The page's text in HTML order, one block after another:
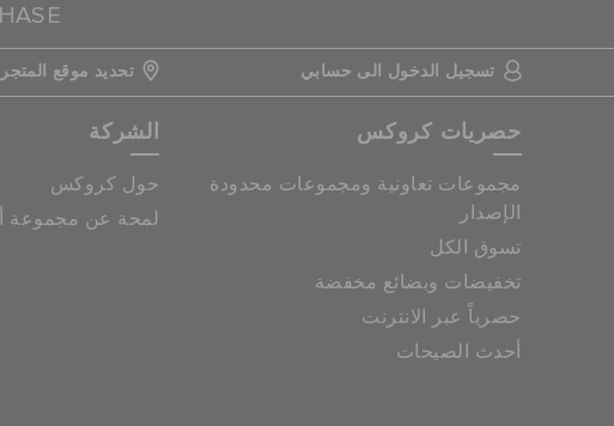
تسجيل الدخول الى حسابي تحديد موقع المتجر
حصريات كروكس
مجموعات تعاونية ومجموعات محدودة
الإصدار
تسوق الكل
تخفيضات وبضائع مخفضة
حصرياً عبر الانترنت
أحدث الصيحات
الشركة
حول كروكس
لمحة عن مجموعة